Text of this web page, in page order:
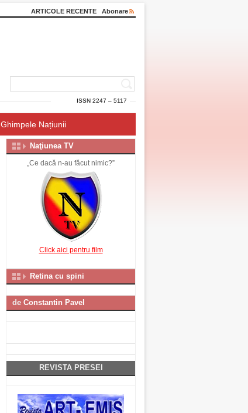
ARTICOLE RECENTE Abonare
ISSN 2247 – 5117
Ghimpele Națiunii
Naţiunea TV
„Ce dacă n-au făcut nimic?”
Click aici pentru film
Retina cu spini
de Constantin Pavel
REVISTA PRESEI